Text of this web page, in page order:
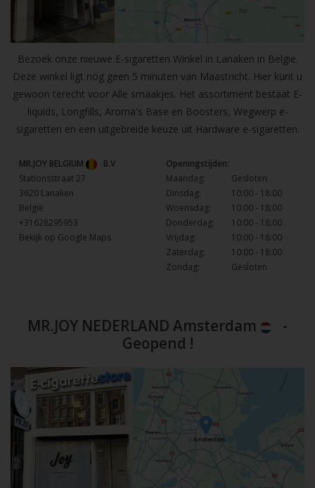
Bezoek onze nieuwe E-sigaretten Winkel in Lanaken in Belgie.
Deze winkel ligt nog geen 5 minuten van Maastricht. Hier kunt u
gewoon terecht voor Alle smaakjes. Het assortiment bestaat E-
liquids, Longfills, Aroma's Base en Boosters, Wegwerp e-
sigaretten en een uitgebreide keuze uit Hardware e-sigaretten.
MR.JOY BELGIUM
B.V
Stationsstraat 27
3620 Lanaken
België
+31628295953
Bekijk op Google Maps
Openingstijden:
Maandag:
Gesloten
Dinsdag:
10:00 - 18:00
Woensdag:
10:00 - 18:00
Donderdag:
10:00 - 18:00
Vrijdag:
10:00 - 18:00
Zaterdag:
10:00 - 18:00
Zondag:
Gesloten
MR.JOY NEDERLAND Amsterdam
-
Geopend !